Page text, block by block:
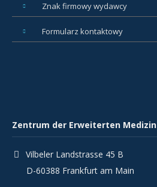
Znak firmowy wydawcy
Formularz kontaktowy
Zentrum der Erweiterten Medizin
Vilbeler Landstrasse 45 B
D-60388 Frankfurt am Main